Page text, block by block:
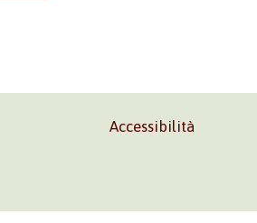
Accessibilità